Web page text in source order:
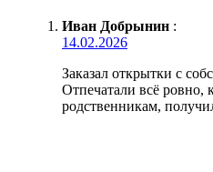
Иван Добрынин :
14.02.2026
Заказал открытки с
Отпечатали всё ровно,
родственникам,